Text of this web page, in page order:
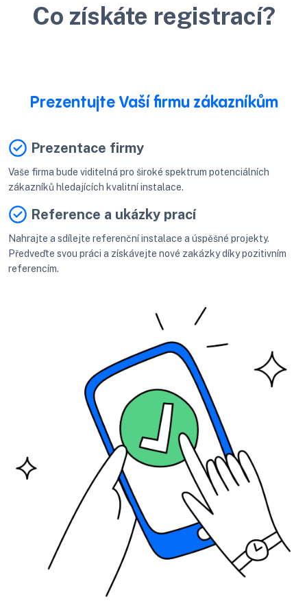
Co získáte registrací?
Prezentujte Vaší firmu zákazníkům
Prezentace firmy
Vaše firma bude viditelná pro široké spektrum potenciálních
zákazníků hledajících kvalitní instalace.
Reference a ukázky prací
Nahrajte a sdílejte referenční instalace a úspěšné projekty.
Předveďte svou práci a získávejte nové zakázky díky pozitivním
referencím.